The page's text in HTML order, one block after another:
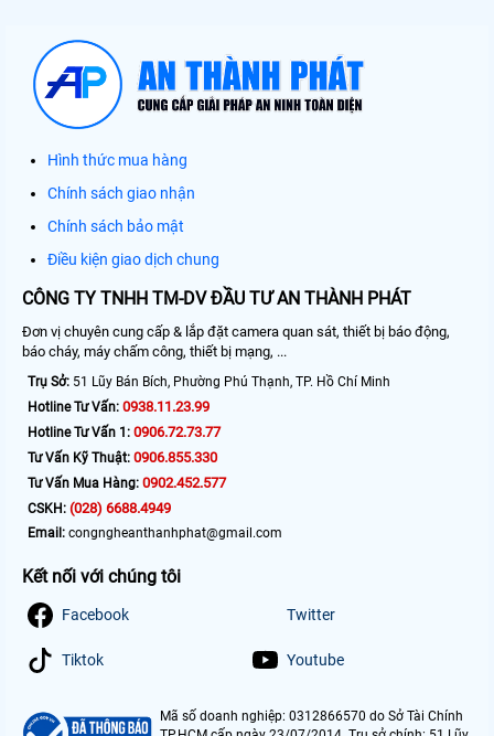
Hình thức mua hàng
Chính sách giao nhận
Chính sách bảo mật
Điều kiện giao dịch chung
CÔNG TY TNHH TM-DV ĐẦU TƯ AN THÀNH PHÁT
Đơn vị chuyên cung cấp & lắp đặt camera quan sát, thiết bị báo động,
báo cháy, máy chấm công, thiết bị mạng, ...
Trụ Sở: 51 Lũy Bán Bích, Phường Phú Thạnh, TP. Hồ Chí Minh
Hotline Tư Vấn: 0938.11.23.99
Hotline Tư Vấn 1: 0906.72.73.77
Tư Vấn Kỹ Thuật: 0906.855.330
Tư Vấn Mua Hàng: 0902.452.577
CSKH: (028) 6688.4949
Email: congngheanthanhphat@gmail.com
Kết nối với chúng tôi
Facebook Twitter
Tiktok Youtube
Mã số doanh nghiệp: 0312866570 do Sở Tài Chính